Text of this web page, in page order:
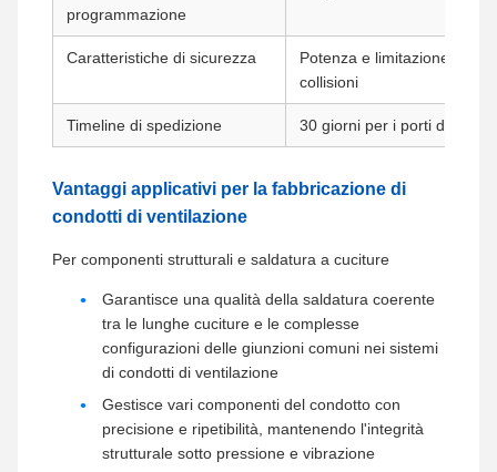
programmazione
Caratteristiche di sicurezza
Potenza e limitazione della
collisioni
Timeline di spedizione 30 giorni per i porti del
Vantaggi applicativi per la fabbricazione di
condotti di ventilazione
Per componenti strutturali e saldatura a cuciture
Garantisce una qualità della saldatura coerente
tra le lunghe cuciture e le complesse
configurazioni delle giunzioni comuni nei sistemi
di condotti di ventilazione
Gestisce vari componenti del condotto con
precisione e ripetibilità, mantenendo l'integrità
strutturale sotto pressione e vibrazione